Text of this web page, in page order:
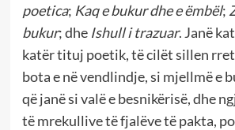
poetica; Kaq e bukur dhe e ëmbël;
bukur; dhe Ishull i trazuar. Janë
katër tituj poetik, të cilët sillen
bota e në vendlindje, si mjellmë e
që janë si valë e besnikërisë, dhe
të mrekullive të fjalëve të pakta,